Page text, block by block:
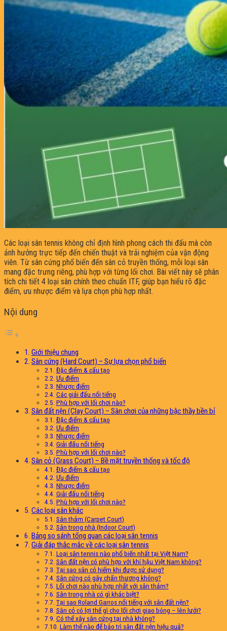
Các loại sân tennis không chỉ định hình phong cách thi đấu mà còn
ảnh hưởng trực tiếp đến chiến thuật và trải nghiệm của vận động
viên. Từ sân cứng phổ biến đến sân cỏ truyền thống, mỗi loại sân
mang đặc trưng riêng, phù hợp với từng lối chơi. Bài viết này sẽ phân
tích chi tiết 4 loại sân chính theo chuẩn ITF, giúp bạn hiểu rõ đặc
điểm, ưu nhược điểm và lựa chọn phù hợp nhất.
Nội dung
Giới thiệu chung
Sân cứng (Hard Court) – Sự lựa chọn phổ biến
Đặc điểm & cấu tạo
Ưu điểm
Nhược điểm
Các giải đấu nổi tiếng
Phù hợp với lối chơi nào?
Sân đất nện (Clay Court) – Sân chơi của những bậc thầy bền bỉ
Đặc điểm & cấu tạo
Ưu điểm
Nhược điểm
Giải đấu nổi tiếng
Phù hợp với lối chơi nào?
Sân cỏ (Grass Court) – Bề mặt truyền thống và tốc độ
Đặc điểm & cấu tạo
Ưu điểm
Nhược điểm
Giải đấu nổi tiếng
Phù hợp với lối chơi nào?
Các loại sân khác
Sân thảm (Carpet Court)
Sân trong nhà (Indoor Court)
Bảng so sánh tổng quan các loại sân tennis
Giải đáp thắc mắc về các loại sân tennis
Loại sân tennis nào phổ biến nhất tại Việt Nam?
Sân đất nện có phù hợp với khí hậu Việt Nam không?
Tại sao sân cỏ hiếm khi được sử dụng?
Sân cứng có gây chấn thương không?
Lối chơi nào phù hợp nhất với sân thảm?
Sân trong nhà có gì khác biệt?
Tại sao Roland Garros nổi tiếng với sân đất nện?
Sân cỏ có lợi thế gì cho lối chơi giao bóng – lên lưới?
Có thể xây sân cứng tại nhà không?
Làm thế nào để bảo trì sân đất nện hiệu quả?